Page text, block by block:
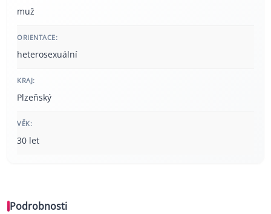
muž
ORIENTACE:
heterosexuální
KRAJ:
Plzeňský
VĚK:
30 let
Podrobnosti